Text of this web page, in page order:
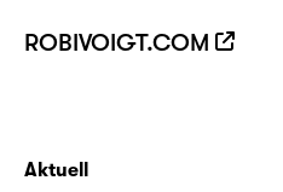
ROBIVOIGT.COM
Aktuell